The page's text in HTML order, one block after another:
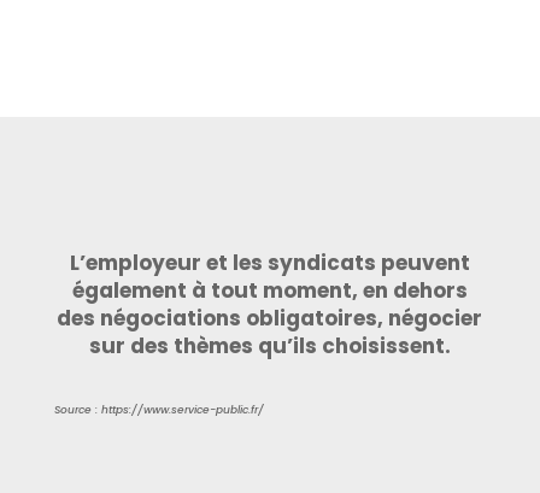
L’employeur et les syndicats peuvent
également à tout moment, en dehors
des négociations obligatoires, négocier
sur des thèmes qu’ils choisissent.
Source : https://www.service-public.fr/